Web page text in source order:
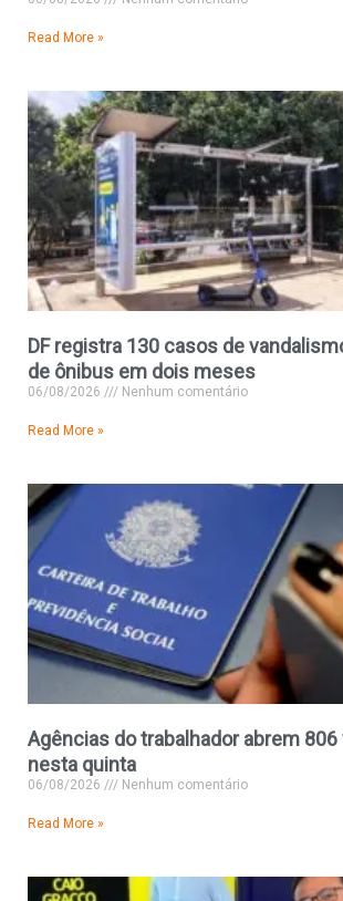
Read More »
DF registra 130 casos de
de ônibus em dois meses
06/08/2026 Nenhum comentário
Read More »
Agências do trabalhador abrem 806
nesta quinta
06/08/2026 Nenhum comentário
Read More »